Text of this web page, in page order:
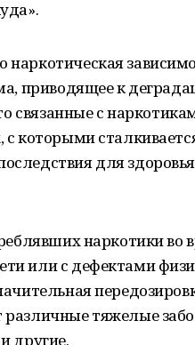
приводящее к
связанные с
которыми
для
наркотики во
или с дефектами
тяжелые
другие.